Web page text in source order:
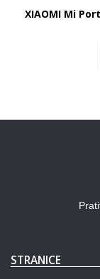
XIAOMI Mi
STRANICE